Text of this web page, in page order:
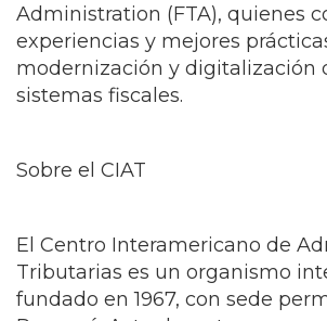
Administration (FTA), quienes
experiencias y mejores
modernización y digitalización
sistemas fiscales.
Sobre el CIAT
El Centro Interamericano de
Tributarias es un organismo
fundado en 1967, con sede